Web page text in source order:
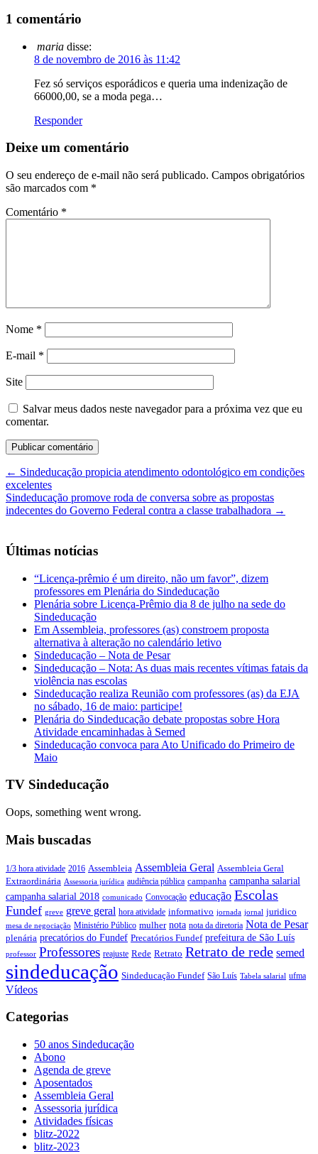
1 comentário
maria disse:
8 de novembro de 2016 às 11:42
Fez só serviços esporádicos e queria uma indenização de
66000,00, se a moda pega…
Responder
Deixe um comentário
O seu endereço de e-mail não será publicado. Campos obrigatórios
são marcados com *
Comentário *
Nome *
E-mail *
Site
Salvar meus dados neste navegador para a próxima vez que eu
comentar.
← Sindeducação propicia atendimento odontológico em condições
excelentes
Sindeducação promove roda de conversa sobre as propostas
indecentes do Governo Federal contra a classe trabalhadora →
Últimas notícias
“Licença-prêmio é um direito, não um favor”, dizem
professores em Plenária do Sindeducação
Plenária sobre Licença-Prêmio dia 8 de julho na sede do
Sindeducação
Em Assembleia, professores (as) constroem proposta
alternativa à alteração no calendário letivo
Sindeducação – Nota de Pesar
Sindeducação – Nota: As duas mais recentes vítimas fatais da
violência nas escolas
Sindeducação realiza Reunião com professores (as) da EJA
no sábado, 16 de maio: participe!
Plenária do Sindeducação debate propostas sobre Hora
Atividade encaminhadas à Semed
Sindeducação convoca para Ato Unificado do Primeiro de
Maio
TV Sindeducação
Oops, something went wrong.
Mais buscadas
1/3 hora atividade 2016 Assembleia Assembleia Geral Assembleia Geral
Extraordinária Assessoria jurídica audiência pública campanha campanha salarial
campanha salarial 2018 comunicado Convocação educação Escolas
Fundef greve greve geral hora atividade informativo jornada jornal juridico
mesa de negociação Ministério Público mulher nota nota da diretoria Nota de Pesar
plenária precatórios do Fundef Precatórios Fundef prefeitura de São Luís
professor Professores reajuste Rede Retrato Retrato de rede semed
sindeducação Sindeducação Fundef São Luís Tabela salarial ufma
Vídeos
Categorias
50 anos Sindeducação
Abono
Agenda de greve
Aposentados
Assembleia Geral
Assessoria jurídica
Atividades físicas
blitz-2022
blitz-2023